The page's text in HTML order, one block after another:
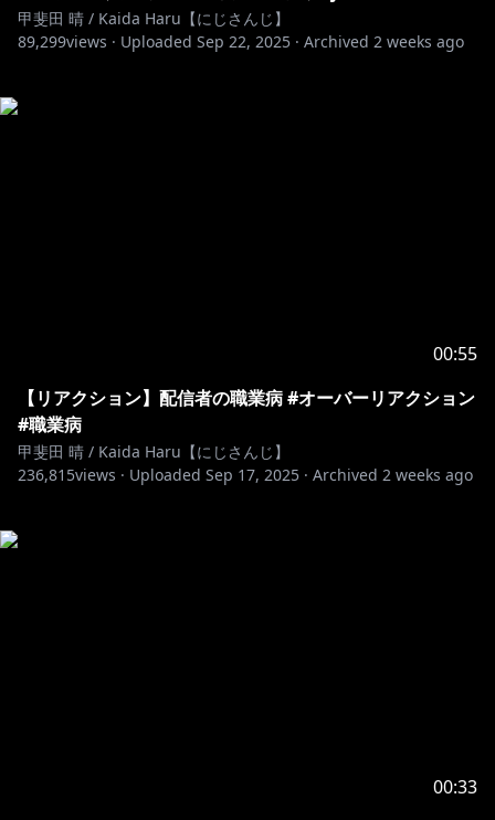
甲斐田 晴 / Kaida Haru【にじさんじ】
89,299views · Uploaded Sep 22, 2025 · Archived 2 weeks ago
00:55
【リアクション】配信者の職業病 #オーバーリアクション
#職業病
甲斐田 晴 / Kaida Haru【にじさんじ】
236,815views · Uploaded Sep 17, 2025 · Archived 2 weeks ago
00:33